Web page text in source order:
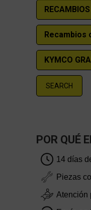
SEARCH
POR QUÉ
14 días
Piezas
Atención